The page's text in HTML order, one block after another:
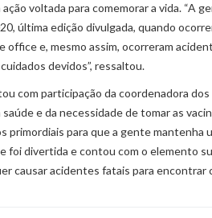
ação voltada para comemorar a vida.
última edição divulgada, quando
office e, mesmo assim, ocorreram
devidos”, ressaltou.
com participação da coordenadora
e da necessidade de tomar as
primordiais para que a gente mantenha
foi divertida e contou com o elemento
causar acidentes fatais para encontrar